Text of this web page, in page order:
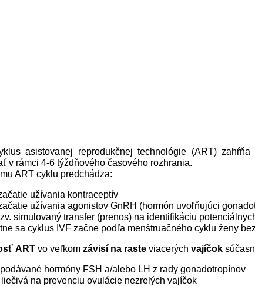
asistovanej reprodukčnej technológie (ART) zahŕňa
v rámci 4-6 týždňového časového rozhrania.
ART cyklu predchádza:
užívania kontraceptív
užívania agonistov GnRH (hormón uvoľňujúci
simulovaný transfer (prenos) na identifikáciu
sa cyklus IVF začne podľa menštruačného cyklu ženy
ART vo veľkom závisí na raste viacerých vajíčok
hormóny FSH a/alebo LH z rady gonadotropínov
na prevenciu ovulácie nezrelých vajíčok